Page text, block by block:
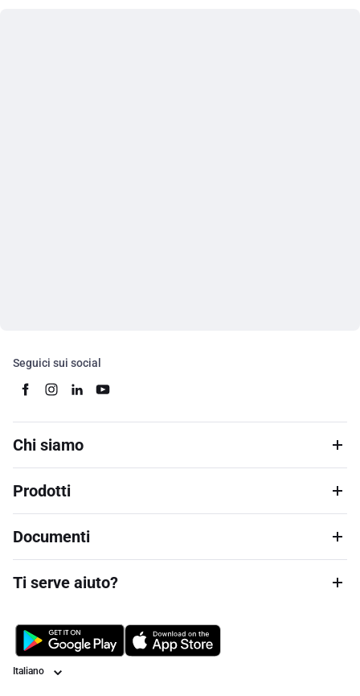
Seguici sui social
Chi siamo
Prodotti
Documenti
Ti serve aiuto?
Lingua